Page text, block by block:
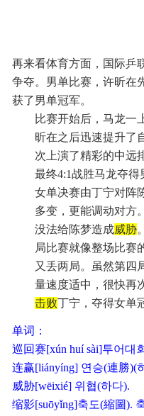
再来看体育方面，国际乒
争夺。男单比赛，许昕在
获了男单冠军。
比赛开始后，马龙一
昕在之后迅速提升了
次上演了精彩的中远
最终4:1战胜马龙夺得
女单决赛由丁宁对阵
多变，更能调动对方
没法给陈梦造成威胁
局比赛就像整场比赛
又丢两局。虽然第四
量速度适中，很快再
击败丁宁，夺得女单
单词：
巡回赛[xún huí sài]투어대
连赢[liányíng] 연승(連勝)(
威胁[wēixié] 위협(하다).
缩影[suōyǐng]축도(縮圖).